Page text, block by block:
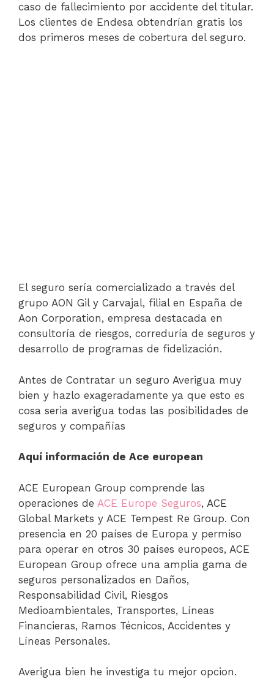
caso de fallecimiento por accidente del titular.
Los clientes de Endesa obtendrían gratis los
dos primeros meses de cobertura del seguro.
El seguro sería comercializado a través del
grupo AON Gil y Carvajal, filial en España de
Aon Corporation, empresa destacada en
consultoría de riesgos, correduría de seguros y
desarrollo de programas de fidelización.
Antes de Contratar un seguro Averigua muy
bien y hazlo exageradamente ya que esto es
cosa seria averigua todas las posibilidades de
seguros y compañías
Aquí información de Ace european
ACE European Group comprende las
operaciones de ACE Europe Seguros, ACE
Global Markets y ACE Tempest Re Group. Con
presencia en 20 países de Europa y permiso
para operar en otros 30 países europeos, ACE
European Group ofrece una amplia gama de
seguros personalizados en Daños,
Responsabilidad Civil, Riesgos
Medioambientales, Transportes, Líneas
Financieras, Ramos Técnicos, Accidentes y
Líneas Personales.
Averigua bien he investiga tu mejor opcion.